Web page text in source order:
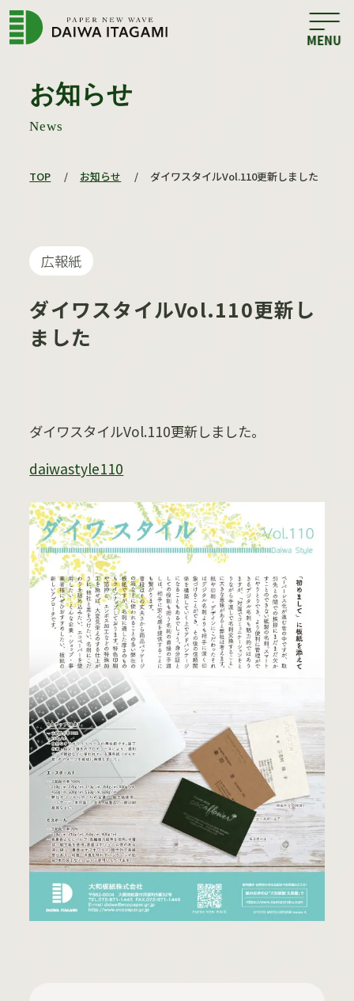
お知らせ
News
TOP / お知らせ / ダイワスタイルVol.110更新しました
広報紙
ダイワスタイルVol.110更新し
ました
ダイワスタイルVol.110更新しました。
daiwastyle110